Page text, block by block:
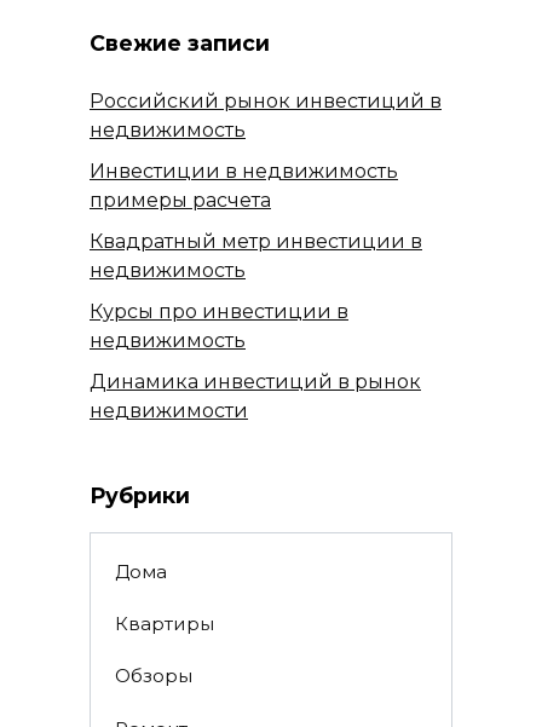
Свежие записи
Российский рынок инвестиций в
недвижимость
Инвестиции в недвижимость
примеры расчета
Квадратный метр инвестиции в
недвижимость
Курсы про инвестиции в
недвижимость
Динамика инвестиций в рынок
недвижимости
Рубрики
Дома
Квартиры
Обзоры